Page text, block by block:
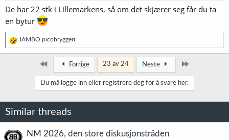
De har 22 stk i Lillemarkens, så om det skjærer seg får du ta
en bytur
R
e
a
r
JAMBO picobryggeri
Først Forrige 23 av 24 Neste
Du må logge inn eller registrere deg for å svare her.
Similar threads
NM 2026, den store diskusjonstråden